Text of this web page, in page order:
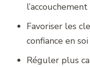
l’accouchement
Favoriser les
confiance en soi
Réguler plus